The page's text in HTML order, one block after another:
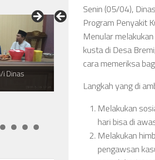
Senin (05/04),
Program Penyakit
Menular
kusta di Desa
cara memeriksa
Langkah yang di
Melakukan
hari bisa di
Melakukan
pengawsan
i Dinas